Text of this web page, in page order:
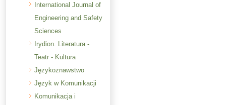
International Journal of
Engineering and Safety
Sciences
Irydion. Literatura -
Teatr - Kultura
Językoznawstwo
Język w Komunikacji
Komunikacja i